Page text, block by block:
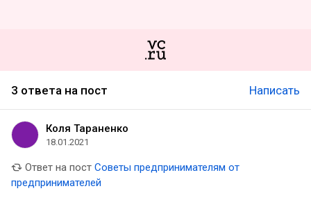
3 ответа на пост Написать
Коля Тараненко
18.01.2021
Ответ на пост Советы предпринимателям от
предпринимателей